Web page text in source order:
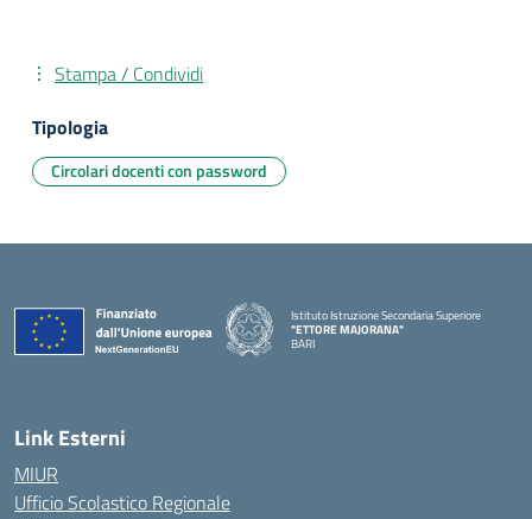
Stampa / Condividi
Tipologia
Circolari docenti con password
Istituto Istruzione Secondaria Superiore
"ETTORE MAJORANA"
BARI
Link Esterni
MIUR
Ufficio Scolastico Regionale